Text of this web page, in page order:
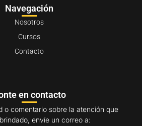
Navegación
Nosotros
Cursos
Contacto
en contacto
o comentario sobre la atención que
envíe un correo a: